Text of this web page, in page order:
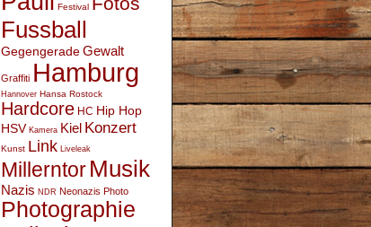
Festival
Fussball
GegengeradeGewalt
Graffiti Hamburg
Hannover Hansa Rostock
Hardcore HC Hip Hop
HSV Kamera Kiel Konzert
Kunst Link Liveleak
Millerntor Musik
Nazis NDR Neonazis Photo
Photographie